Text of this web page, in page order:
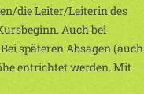
die Leiter/Leiterin des
Auch bei
späteren Absagen (auch
entrichtet werden. Mit